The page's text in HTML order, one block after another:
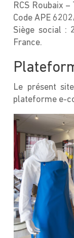
RCS Roubaix
Code APE
Siège social :
France.
Le présent
plateforme e-